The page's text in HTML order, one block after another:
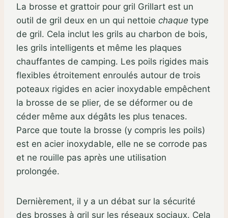
La brosse et grattoir pour gril Grillart est un
outil de gril deux en un qui nettoie chaque type
de gril. Cela inclut les grils au charbon de bois,
les grils intelligents et même les plaques
chauffantes de camping. Les poils rigides mais
flexibles étroitement enroulés autour de trois
poteaux rigides en acier inoxydable empêchent
la brosse de se plier, de se déformer ou de
céder même aux dégâts les plus tenaces.
Parce que toute la brosse (y compris les poils)
est en acier inoxydable, elle ne se corrode pas
et ne rouille pas après une utilisation
prolongée.
Dernièrement, il y a un débat sur la sécurité
des brosses à gril sur les réseaux sociaux. Cela